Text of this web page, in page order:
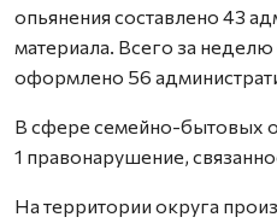
опьянения составлено 43
материала. Всего за
оформлено 56
В сфере семейно-бытовых
1 правонарушение,
На территории округа